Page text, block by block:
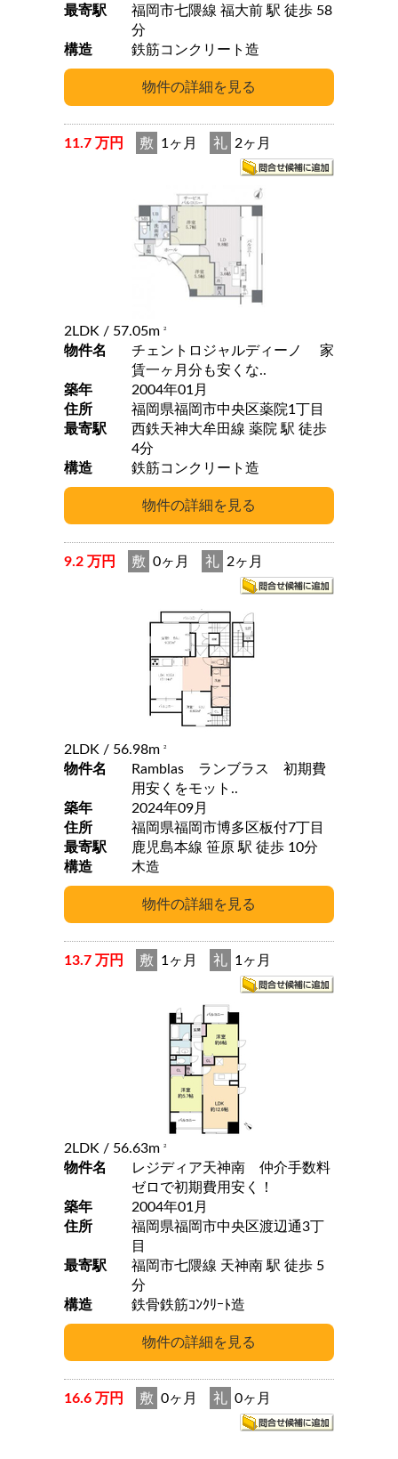
最寄駅
福岡市七隈線 福大前 駅 徒歩 58
分
構造
鉄筋コンクリート造
11.7 万円 敷 1ヶ月 礼 2ヶ月
2LDK / 57.05m 2
物件名
チェントロジャルディーノ 家
賃一ヶ月分も安くな..
築年
2004年01月
住所
福岡県福岡市中央区薬院1丁目
最寄駅
西鉄天神大牟田線 薬院 駅 徒歩
4分
構造
鉄筋コンクリート造
9.2 万円 敷 0ヶ月 礼 2ヶ月
2LDK / 56.98m 2
物件名
Ramblas ランブラス 初期費
用安くをモット..
築年
2024年09月
住所
福岡県福岡市博多区板付7丁目
最寄駅
鹿児島本線 笹原 駅 徒歩 10分
構造
木造
13.7 万円 敷 1ヶ月 礼 1ヶ月
2LDK / 56.63m 2
物件名
レジディア天神南 仲介手数料
ゼロで初期費用安く！
築年
2004年01月
住所
福岡県福岡市中央区渡辺通3丁
目
最寄駅
福岡市七隈線 天神南 駅 徒歩 5
分
構造
鉄骨鉄筋ｺﾝｸﾘｰﾄ造
16.6 万円 敷 0ヶ月 礼 0ヶ月